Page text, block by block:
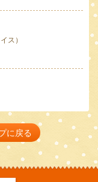
ス）
に戻る